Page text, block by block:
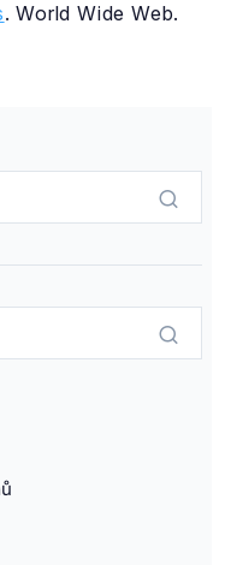
. World Wide Web.